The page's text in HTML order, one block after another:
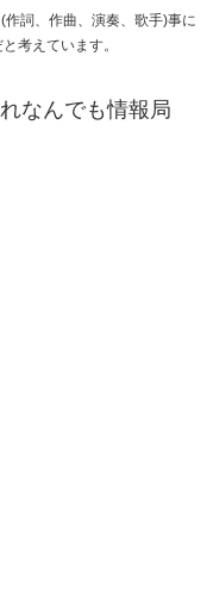
詞、作曲、演奏、歌手)事に
考えています。
なんでも情報局